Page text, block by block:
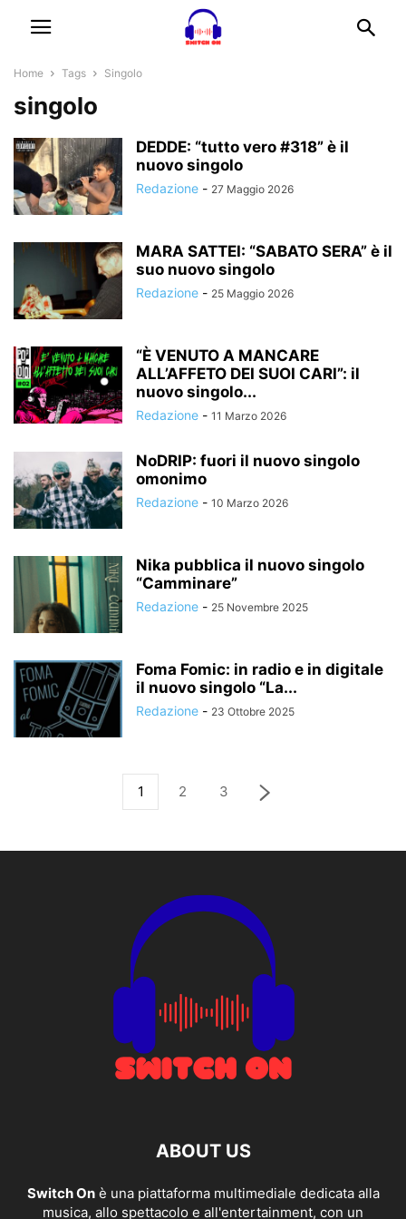
Home Tags Singolo
singolo
DEDDE: “tutto vero #318” è il
nuovo singolo
Redazione - 27 Maggio 2026
MARA SATTEI: “SABATO SERA” è il
suo nuovo singolo
Redazione - 25 Maggio 2026
“È VENUTO A MANCARE
ALL’AFFETO DEI SUOI CARI”: il
nuovo singolo...
Redazione - 11 Marzo 2026
NoDRIP: fuori il nuovo singolo
omonimo
Redazione - 10 Marzo 2026
Nika pubblica il nuovo singolo
“Camminare”
Redazione - 25 Novembre 2025
Foma Fomic: in radio e in digitale
il nuovo singolo “La...
Redazione - 23 Ottobre 2025
1 2 3
ABOUT US
Switch Onè una piattaforma multimediale dedicata alla
musica, allo spettacolo e all'entertainment, con un